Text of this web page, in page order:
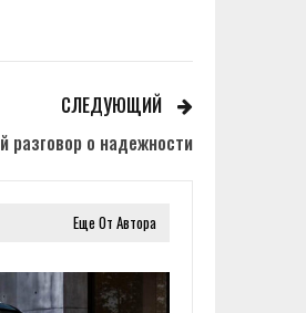
СЛЕДУЮЩИЙ
разговор о надежности
Еще От Автора